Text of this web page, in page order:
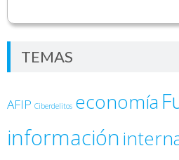
TEMAS
AFIP Ciberdelitos economía
información